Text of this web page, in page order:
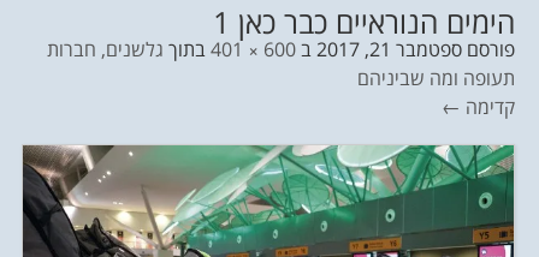
הימים הנוראיים כבר כאן 1
פורסם ספטמבר 21, 2017 ב600 × 401 בתוך גלשנים, חברות
תעופה ומה שביניהם
קדימה ←